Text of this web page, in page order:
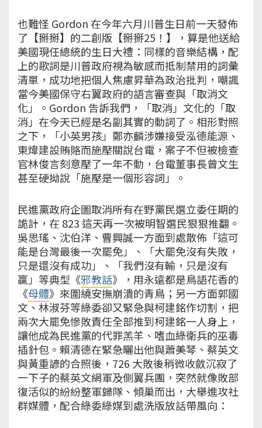
也難怪 Gordon 在今年六月川普生日前一天發佈
了【掰掰】的二創版【掰掰25！】，算是他送給
美國現任總統的生日大禮：同樣的音樂結構，配
上的歌詞是川普政府視為敏感而抵制禁用的詞彙
清單，成功地把個人焦慮昇華為政治批判，嘲諷
當今美國保守右翼政府的語言審查與「取消文
化」。Gordon 告訴我們，「取消」文化的「取
消」在今天已經是名副其實的動詞了。相形對照
之下，「小英男孩」鄭亦麟涉嫌接受泓德能源、
東煒建設賄賂而施壓關說台電，案子不但被檢查
官林俊言刻意壓了一年不動，台電董事長曾文生
甚至硬拗說「施壓是一個形容詞」。
民進黨政府企圖取消所有在野黨民選立委任期的
詭計，在 823 這天再一次被明智選民狠狠推翻。
吳思瑤、沈伯洋、曹興誠一方面到處散佈「這可
能是台灣最後一次罷免」、「大罷免沒有失敗，
只是還沒有成功」、「我們沒有輸，只是沒有
贏」等典型《邪教話》，用永遠都是鳥語花香的
《母體》來圍繞安撫崩潰的青鳥；另一方面郭國
文、林淑芬等綠委卻又緊急與柯建銘作切割，把
兩次大罷免慘敗責任全部推到柯建銘一人身上，
讓他成為民進黨的代罪羔羊、嗜血綠衛兵的巫毒
插針包。賴清德在緊急曬出他與蕭美琴、蔡英文
與黃重諺的合照後，726 大敗後稍微收斂沉寂了
一下子的蔡英文網軍及側翼兵團，突然就像敗部
復活似的紛紛整軍歸隊、傾巢而出，大舉進攻社
群媒體，配合綠委綠媒到處洗版放話帶風向：